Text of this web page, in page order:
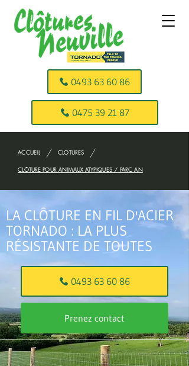
0493 63 60 86
0475 39 21 87
ACCUEIL / CLOTURES /
CLÔTURE POUR ANIMAUX ATYPIQUES / PARC AN
LA CLÔTURE EN FIL D'ACIER
TORNADO : LA PLUS
RÉSISTANTE DE TOUTES
0493 63 60 86
Prenez contact